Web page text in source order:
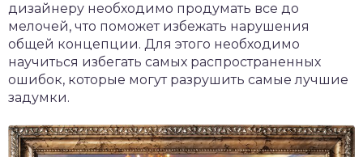
дизайнеру необходимо продумать все до
мелочей, что поможет избежать нарушения
общей концепции. Для этого необходимо
научиться избегать самых распространенных
ошибок, которые могут разрушить самые лучшие
задумки.